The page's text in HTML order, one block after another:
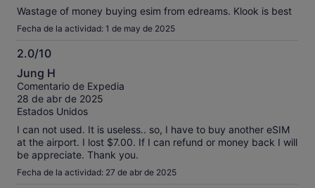
Wastage of money buying esim from edreams. Klook is best
Fecha de la actividad: 1 de may de 2025
2.0/10
2.0
sobre
10
Jung H
Comentario de Expedia
28 de abr de 2025
Estados Unidos
I can not used. It is useless.. so, I have to buy another eSIM
at the airport. I lost $7.00. If I can refund or money back I will
be appreciate. Thank you.
Fecha de la actividad: 27 de abr de 2025